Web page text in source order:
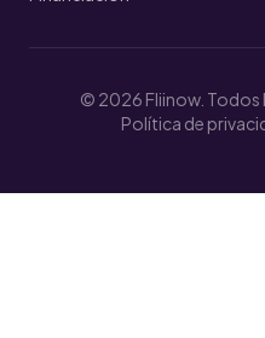
© 2026 Fliinow. Todos
Política de